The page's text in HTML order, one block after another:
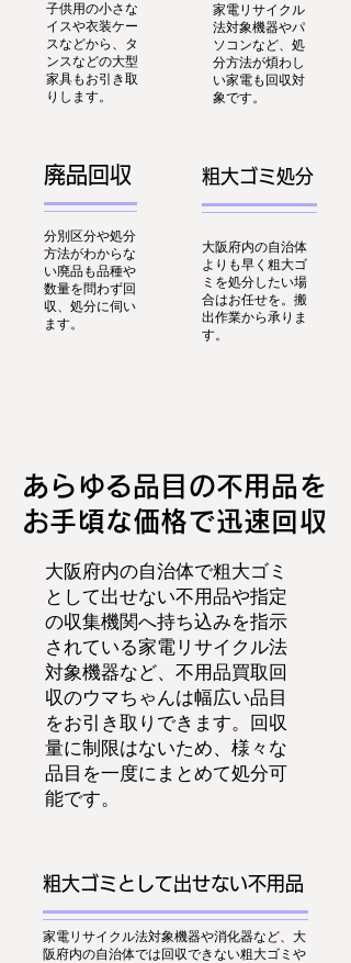
子供用の小さな
イスや衣装ケー
スなどから、タ
ンスなどの大型
家具もお引き取
りします。
家電リサイクル
法対象機器やパ
ソコンなど、処
分方法が煩わし
い家電も回収対
象です。
廃品回収
分別区分や処分
方法がわからな
い廃品も品種や
数量を問わず回
収、処分に伺い
ます。
粗大ゴミ処分
大阪府内の自治体
よりも早く粗大ゴ
ミを処分したい場
合はお任せを。搬
出作業から承りま
す。
あらゆる品目の不用品を
お手頃な価格で迅速回収
大阪府内の自治体で粗大ゴミ
として出せない不用品や指定
の収集機関へ持ち込みを指示
されている家電リサイクル法
対象機器など、不用品買取回
収のウマちゃんは幅広い品目
をお引き取りできます。回収
量に制限はないため、様々な
品目を一度にまとめて処分可
能です。
粗大ゴミとして出せない不用品
家電リサイクル法対象機器や消化器など、大
阪府内の自治体では回収できない粗大ゴミや